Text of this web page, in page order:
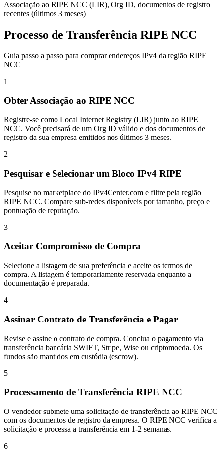
Associação ao RIPE NCC (LIR), Org ID, documentos de registro
recentes (últimos 3 meses)
Processo de Transferência RIPE NCC
Guia passo a passo para comprar endereços IPv4 da região RIPE
NCC
1
Obter Associação ao RIPE NCC
Registre-se como Local Internet Registry (LIR) junto ao RIPE
NCC. Você precisará de um Org ID válido e dos documentos de
registro da sua empresa emitidos nos últimos 3 meses.
2
Pesquisar e Selecionar um Bloco IPv4 RIPE
Pesquise no marketplace do IPv4Center.com e filtre pela região
RIPE NCC. Compare sub-redes disponíveis por tamanho, preço e
pontuação de reputação.
3
Aceitar Compromisso de Compra
Selecione a listagem de sua preferência e aceite os termos de
compra. A listagem é temporariamente reservada enquanto a
documentação é preparada.
4
Assinar Contrato de Transferência e Pagar
Revise e assine o contrato de compra. Conclua o pagamento via
transferência bancária SWIFT, Stripe, Wise ou criptomoeda. Os
fundos são mantidos em custódia (escrow).
5
Processamento de Transferência RIPE NCC
O vendedor submete uma solicitação de transferência ao RIPE NCC
com os documentos de registro da empresa. O RIPE NCC verifica a
solicitação e processa a transferência em 1-2 semanas.
6